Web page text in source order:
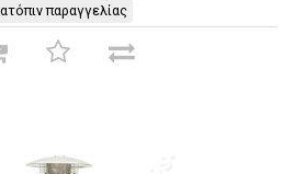
παραγγελίας